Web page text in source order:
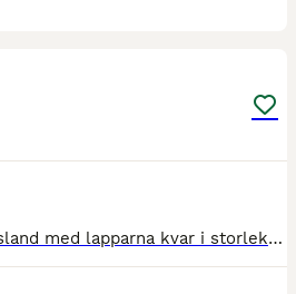
Nytt schabrak från Kingsland med lapparna kvar i storlek full! Säljer av alla saker som blivit kvar efter försäljning av hästen, kolla gärna mina andra annonser så kanske det går att ordna paketpris